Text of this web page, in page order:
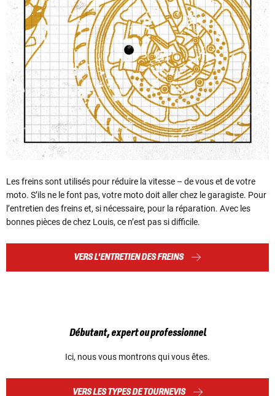
Les freins sont utilisés pour réduire la vitesse – de vous et de votre
moto. S’ils ne le font pas, votre moto doit aller chez le garagiste. Pour
l’entretien des freins et, si nécessaire, pour la réparation. Avec les
bonnes pièces de chez Louis, ce n’est pas si difficile.
VERS L'ENTRETIEN DES FREINS
Débutant, expert ou professionnel
Ici, nous vous montrons qui vous êtes.
VERS LES TYPES DE TOURNEVIS